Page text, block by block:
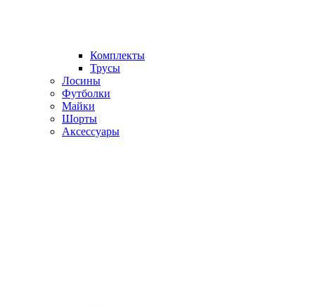
Комплекты
Трусы
Лосины
Футболки
Майки
Шорты
Аксессуары